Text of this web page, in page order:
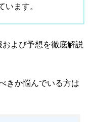
ます。
よび予想を徹底解説
きか悩んでいる方は